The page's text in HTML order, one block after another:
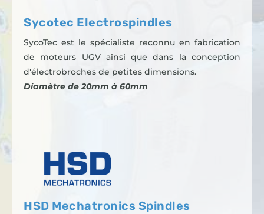
Sycotec Electrospindles
SycoTec est le spécialiste reconnu en fabrication
de moteurs UGV ainsi que dans la conception
d'électrobroches de petites dimensions.
Diamètre de 20mm à 60mm
HSD Mechatronics Spindles